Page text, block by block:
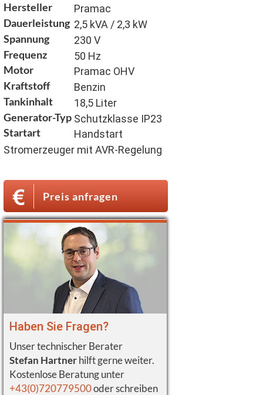
Hersteller Pramac
Dauerleistung 2,5 kVA / 2,3 kW
Spannung 230 V
Frequenz 50 Hz
Motor Pramac OHV
Kraftstoff Benzin
Tankinhalt 18,5 Liter
Generator-Typ Schutzklasse IP23
Startart
Handstart
Stromerzeuger mit AVR-Regelung
Preis anfragen
Haben Sie Fragen?
Unser technischer Berater
Stefan Hartnerhilft gerne weiter.
Kostenlose Beratung unter
+43(0)720779500oder schreiben